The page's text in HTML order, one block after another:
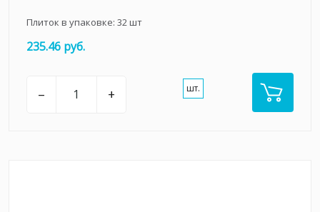
Плиток в упаковке: 32шт
235.46 руб.
– + шт.